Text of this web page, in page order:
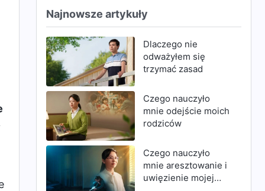
Najnowsze artykuły
Dlaczego nie
odważyłem się
trzymać zasad
Czego nauczyło
mnie odejście moich
rodziców
Czego nauczyło
mnie aresztowanie i
uwięzienie mojej